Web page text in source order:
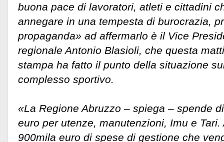
buona pace di lavoratori, atleti e cittadini
annegare in una tempesta di burocrazia,
propaganda» ad affermarlo è il Vice
regionale Antonio Blasioli, che questa
stampa ha fatto il punto della situazione
complesso sportivo.
«La Regione Abruzzo – spiega – spende
euro per utenze, manutenzioni, Imu e
900mila euro di spese di gestione che